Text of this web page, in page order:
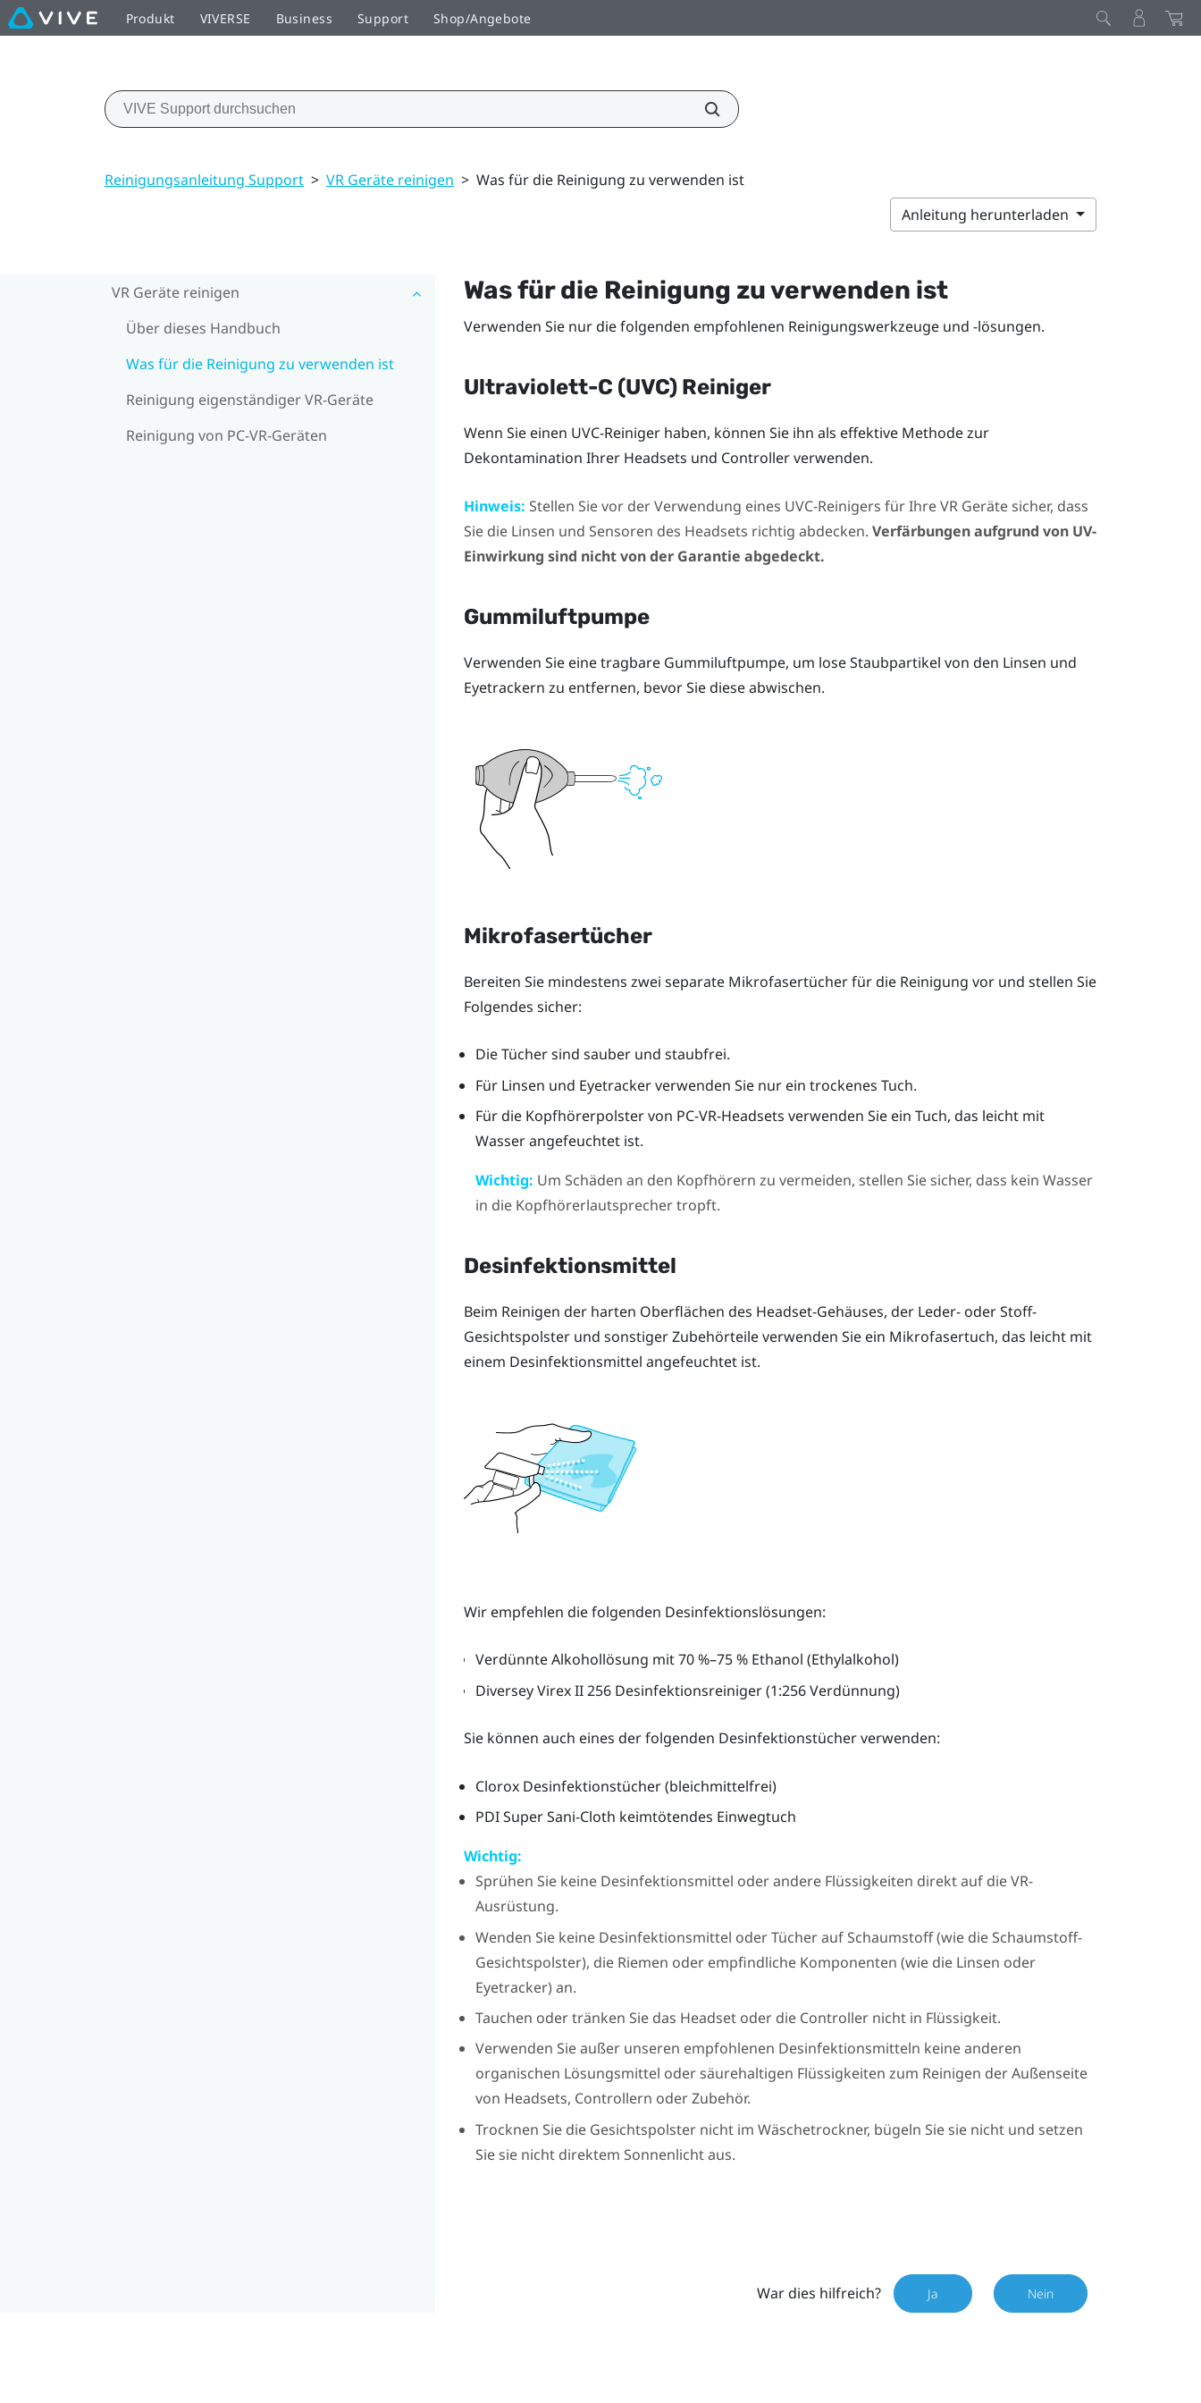
Produkt VIVERSE Business Support Shop/Angebote
Reinigungsanleitung Support > VR Geräte reinigen > Was für die Reinigung zu verwenden ist
Anleitung herunterladen
VR Geräte reinigen
Über dieses Handbuch
Was für die Reinigung zu verwenden ist
Reinigung eigenständiger VR-Geräte
Reinigung von PC-VR-Geräten
Was für die Reinigung zu verwenden ist
Verwenden Sie nur die folgenden empfohlenen Reinigungswerkzeuge und -lösungen.
Ultraviolett-C (UVC) Reiniger
Wenn Sie einen UVC-Reiniger haben, können Sie ihn als effektive Methode zur
Dekontamination Ihrer Headsets und Controller verwenden.
Hinweis: Stellen Sie vor der Verwendung eines UVC-Reinigers für Ihre VR Geräte sicher, dass
Sie die Linsen und Sensoren des Headsets richtig abdecken. Verfärbungen aufgrund von UV-
Einwirkung sind nicht von der Garantie abgedeckt.
Gummiluftpumpe
Verwenden Sie eine tragbare Gummiluftpumpe, um lose Staubpartikel von den Linsen und
Eyetrackern zu entfernen, bevor Sie diese abwischen.
Mikrofasertücher
Bereiten Sie mindestens zwei separate Mikrofasertücher für die Reinigung vor und stellen Sie
Folgendes sicher:
Die Tücher sind sauber und staubfrei.
Für Linsen und Eyetracker verwenden Sie nur ein trockenes Tuch.
Für die Kopfhörerpolster von PC-VR-Headsets verwenden Sie ein Tuch, das leicht mit
Wasser angefeuchtet ist.
Wichtig: Um Schäden an den Kopfhörern zu vermeiden, stellen Sie sicher, dass kein Wasser
in die Kopfhörerlautsprecher tropft.
Desinfektionsmittel
Beim Reinigen der harten Oberflächen des Headset-Gehäuses, der Leder- oder Stoff-
Gesichtspolster und sonstiger Zubehörteile verwenden Sie ein Mikrofasertuch, das leicht mit
einem Desinfektionsmittel angefeuchtet ist.
Wir empfehlen die folgenden Desinfektionslösungen:
Verdünnte Alkohollösung mit 70 %–75 % Ethanol (Ethylalkohol)
DiverseyVirexII 256 Desinfektionsreiniger (1:256 Verdünnung)
Sie können auch eines der folgenden Desinfektionstücher verwenden:
CloroxDesinfektionstücher (bleichmittelfrei)
PDISuperSani-Cloth keimtötendes Einwegtuch
Wichtig:
Sprühen Sie keine Desinfektionsmittel oder andere Flüssigkeiten direkt auf die VR-
Ausrüstung.
Wenden Sie keine Desinfektionsmittel oder Tücher auf Schaumstoff (wie die Schaumstoff-
Gesichtspolster), die Riemen oder empfindliche Komponenten (wie die Linsen oder
Eyetracker) an.
Tauchen oder tränken Sie das Headset oder die Controller nicht in Flüssigkeit.
Verwenden Sie außer unseren empfohlenen Desinfektionsmitteln keine anderen
organischen Lösungsmittel oder säurehaltigen Flüssigkeiten zum Reinigen der Außenseite
von Headsets, Controllern oder Zubehör.
Trocknen Sie die Gesichtspolster nicht im Wäschetrockner, bügeln Sie sie nicht und setzen
Sie sie nicht direktem Sonnenlicht aus.
War dies hilfreich? Ja Nein